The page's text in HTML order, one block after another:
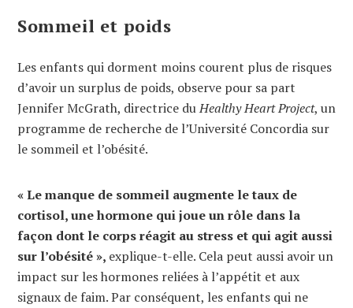
Sommeil et poids
Les enfants qui dorment moins courent plus de risques
d’avoir un surplus de poids, observe pour sa part
Jennifer McGrath, directrice duHealthy Heart Project, un
programme de recherche de l’Université Concordia sur
le sommeil et l’obésité.
« Le manque de sommeil augmente le taux de
cortisol, une hormone qui joue un rôle dans la
façon dont le corps réagit au stress et qui agit aussi
sur l’obésité », explique-t-elle. Cela peut aussi avoir un
impact sur les hormones reliées à l’appétit et aux
signaux de faim. Par conséquent, les enfants qui ne